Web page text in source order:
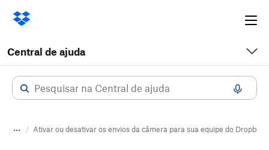
Central de ajuda
Ativar ou desativar os envios da câmera para sua equipe do Dropbox